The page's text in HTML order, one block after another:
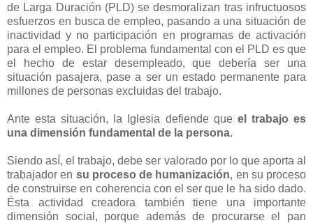
de Larga Duración (PLD) se desmoralizan tras infructuosos
esfuerzos en busca de empleo, pasando a una situación de
inactividad y no participación en programas de activación
para el empleo. El problema fundamental con el PLD es que
el hecho de estar desempleado, que debería ser una
situación pasajera, pase a ser un estado permanente para
millones de personas excluidas del trabajo.
Ante esta situación, la Iglesia defiende que el trabajo es
una dimensión fundamental de la persona.
Siendo así, el trabajo, debe ser valorado por lo que aporta al
trabajador en su proceso de humanización, en su proceso
de construirse en coherencia con el ser que le ha sido dado.
Ésta actividad creadora también tiene una importante
dimensión social, porque además de procurarse el pan